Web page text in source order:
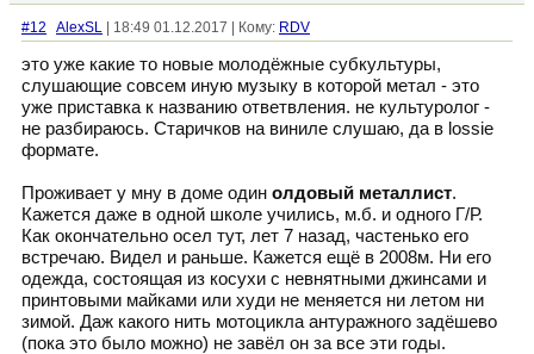
#12 AlexSL | 18:49 01.12.2017 | Кому: RDV
это уже какие то новые молодёжные субкультуры,
слушающие совсем иную музыку в которой метал - это
уже приставка к названию ответвления. не культуролог -
не разбираюсь. Старичков на виниле слушаю, да в lossie
формате.
Проживает у мну в доме один олдовый металлист.
Кажется даже в одной школе учились, м.б. и одного Г/Р.
Как окончательно осел тут, лет 7 назад, частенько его
встречаю. Видел и раньше. Кажется ещё в 2008м. Ни его
одежда, состоящая из косухи с невнятными джинсами и
принтовыми майками или худи не меняется ни летом ни
зимой. Даж какого нить мотоцикла антуражного задёшево
(пока это было можно) не завёл он за все эти годы.